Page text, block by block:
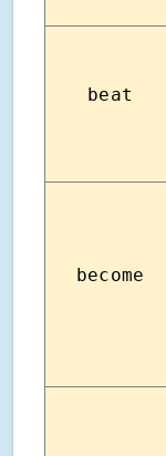
beat
become